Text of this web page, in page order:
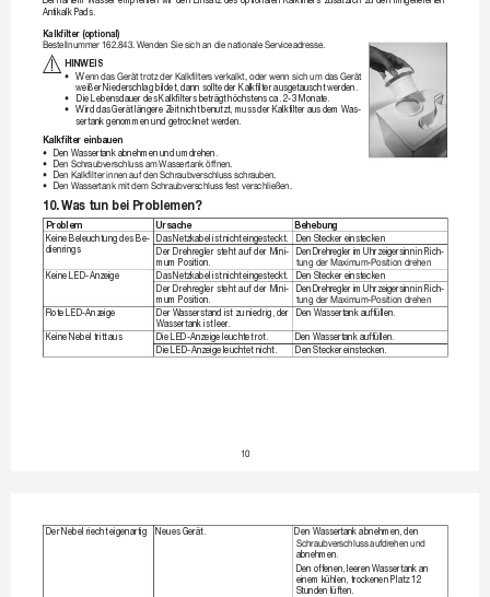
Antikalk Pads.
Kalkfilter (optional)
Bestellnummer162.843.WendenSiesichandienationaleServiceadresse.
HINWEIS
• WenndasGerättrotzderKalkfiltersverkalkt, oderwennsichum dasGerät
weißer Niederschlag bildet, dann sollte der Kalkfilter ausgetauscht werden.
•
Die Lebensdauer des Kalkfilters beträgt höchstens ca. 2-3 Monate.
•
Wird das Gerät längere Zeit nicht benutzt, muss der Kalkfilter aus dem Was-
sertank genommen und getrocknet werden.
Kalkfilter einbauen
• Den Wassertank abnehmen und umdrehen.
•
DenSchraubverschlussamWassertanköffnen.
•
DenKalkfilterinnenaufdenSchraubverschlussschrauben.
•
DenWassertankmitdemSchraubverschlussfestverschließen.
10. Was tun bei Problemen?
Problem Ursache Behebung
Keine Beleuchtung des Be- Das Netzkabel ist nicht eingesteckt. Den Stecker einstecken
dienrings
Der Drehregler steht auf der Mini- Den Drehregler im Uhrzeigersinn in Rich-
mum Position. tungderMaximum-Positiondrehen
Keine LED-Anzeige Das Netzkabel ist nicht eingesteckt. Den Stecker einstecken
Der Drehregler steht auf der Mini- Den Drehregler im Uhrzeigersinn in Rich-
mum Position. tungderMaximum-Positiondrehen
Rote LED-Anzeige Der Wasserstand ist zu niedrig, der
Den Wassertank auffüllen.
Wassertank ist leer.
Keine Nebel tritt aus Die LED-Anzeige leuchtet rot. Den Wassertank auffüllen.
Die LED-Anzeige leuchtet nicht. Den Stecker einstecken.
10
Der Nebel riecht eigenartig Neues Gerät. Den Wassertank abnehmen, den
Schraubverschlussaufdrehenund
abnehmen.
Den offenen, leeren Wassertank an
einem kühlen, trockenen Platz 12
Stunden lüften.